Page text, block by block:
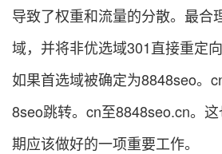
导致了权重和流量的分散。最合
域，并将非优选域301直接重定
如果首选域被确定为8848seo。
8seo跳转。cn至8848seo.cn。
期应该做好的一项重要工作。